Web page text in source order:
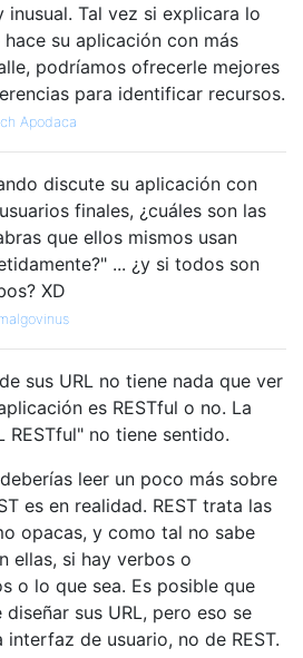
inusual. Tal vez si explicara lo
hace su aplicación con más
podríamos ofrecerle mejores
para identificar recursos.
Apodaca
discute su aplicación con
finales, ¿cuáles son las
que ellos mismos usan
... ¿y si todos son
XD
sus URL no tiene nada que ver
es RESTful o no. La
RESTful" no tiene sentido.
leer un poco más sobre
es en realidad. REST trata las
opacas, y como tal no sabe
ellas, si hay verbos o
o lo que sea. Es posible que
diseñar sus URL, pero eso se
de usuario, no de REST.